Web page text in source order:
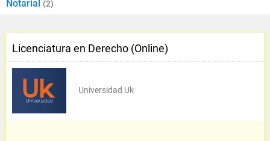
Notarial (2)
Licenciatura en Derecho (Online)
Universidad Uk